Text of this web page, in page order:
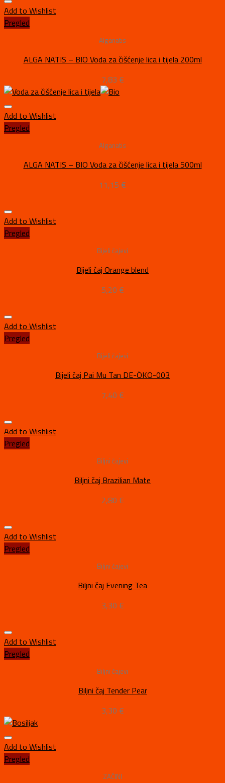
Add to Wishlist
Pregled
Alganatis
ALGA NATIS – BIO Voda za čišćenje lica i tijela 200ml
7,83 €
Add to Wishlist
Pregled
Alganatis
ALGA NATIS – BIO Voda za čišćenje lica i tijela 500ml
11,15 €
Add to Wishlist
Pregled
Bijeli čajevi
Bijeli čaj Orange blend
5,20 €
Add to Wishlist
Pregled
Bijeli čajevi
Bijeli čaj Pai Mu Tan DE-ÖKO-003
7,40 €
Add to Wishlist
Pregled
Biljni čajevi
Biljni čaj Brazilian Mate
2,80 €
Add to Wishlist
Pregled
Biljni čajevi
Biljni čaj Evening Tea
3,30 €
Add to Wishlist
Pregled
Biljni čajevi
Biljni čaj Tender Pear
3,30 €
Add to Wishlist
Pregled
ZAČINI